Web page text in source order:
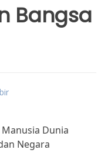
Bangsa
Dunia
Negara